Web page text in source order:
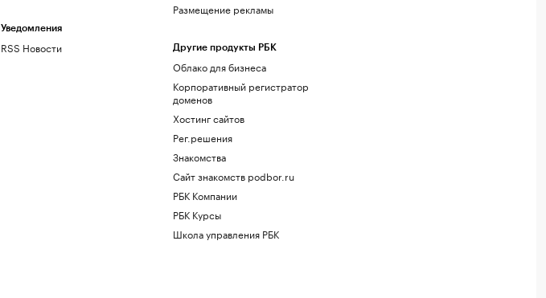
Уведомления
RSS Новости
Размещение рекламы
Другие продукты РБК
Облако для бизнеса
Корпоративный регистратор
доменов
Хостинг сайтов
Рег.решения
Знакомства
Сайт знакомств podbor.ru
РБК Компании
РБК Курсы
Школа управления РБК